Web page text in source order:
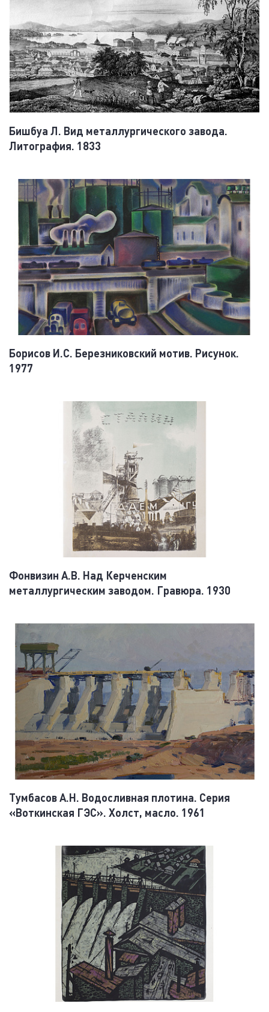
Бишбуа Л. Вид металлургического завода.
Литография. 1833
Борисов И.С. Березниковский мотив. Рисунок.
1977
Фонвизин А.В. Над Керченским
металлургическим заводом. Гравюра. 1930
Тумбасов А.Н. Водосливная плотина. Серия
«Воткинская ГЭС». Холст, масло. 1961